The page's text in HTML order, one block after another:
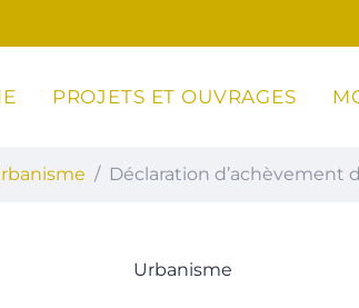
PROJETS ET OUVRAGES
Déclaration d’achèvement
Urbanisme